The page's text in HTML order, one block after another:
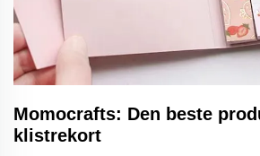
Momocrafts: Den beste
klistrekort